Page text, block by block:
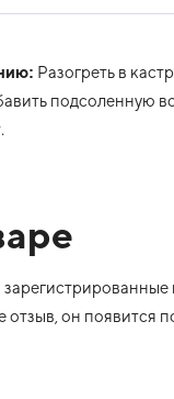
Разогреть в
подсоленную
отзыв, он появится